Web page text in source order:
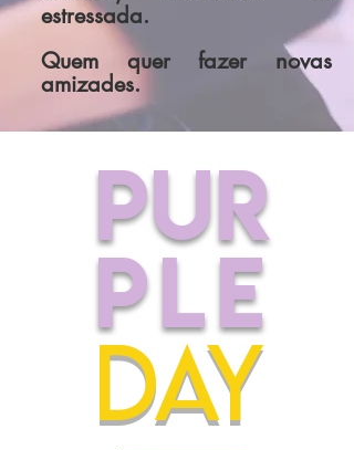
estressada.
Quem quer fazer novas
amizades.
PUR
PLE
DAY